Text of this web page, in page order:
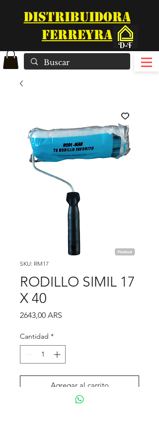
DISTRIBUIDORA
FERREYRA
SKU: RM17
RODILLO SIMIL 17
X 40
2643,00 ARS
Cantidad *
Agregar al carrito